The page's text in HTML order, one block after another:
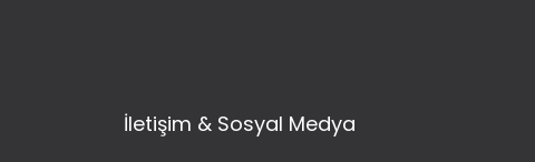
İletişim & Sosyal Medya